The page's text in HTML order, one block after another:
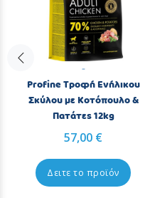
-
Profine Τροφή Ενήλικου
Σκύλου με Κοτόπουλο &
Πατάτες 12kg
57,00 €
Δειτε το προϊόν